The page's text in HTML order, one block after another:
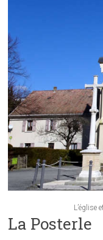
L’église
La Posterle